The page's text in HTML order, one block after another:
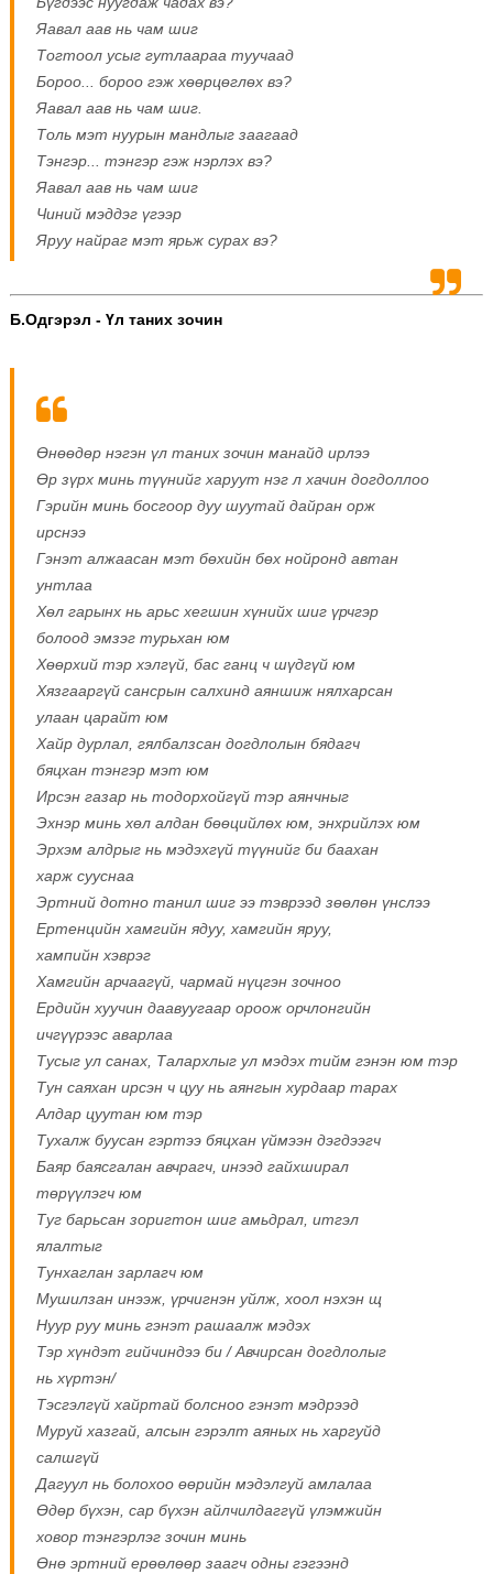
Яавал аав нь чам шиг
Тогтоол усыг гутлаараа туучаад
Бороо... бороо гэж хөөрцөглөх вэ?
Яавал аав нь чам шиг.
Толь мэт нуурын мандлыг заагаад
Тэнгэр... тэнгэр гэж нэрлэх вэ?
Яавал аав нь чам шиг
Чиний мэддэг үгээр
Яруу найраг мэт ярьж сурах вэ?
Б.Одгэрэл - Үл таних зочин
Өнөөдөр нэгэн үл таних зочин манайд ирлээ
Өр зүрх минь түүнийг харуут нэг л хачин догдоллоо
Гэрийн минь босгоор дуу шуутай дайран орж
ирснээ
Гэнэт алжаасан мэт бөхийн бөх нойронд автан
унтлаа
Хөл гарынх нь арьс хегшин хүнийх шиг үрчгэр
болоод эмзэг турьхан юм
Хөөрхий тэр хэлгүй, бас ганц ч шүдгүй юм
Хязгааргүй сансрын салхинд аяншиж нялхарсан
улаан царайт юм
Хайр дурлал, гялбалзсан догдлолын бядагч
бяцхан тэнгэр мэт юм
Ирсэн газар нь тодорхойгүй тэр аянчныг
Эхнэр минь хөл алдан бөөцийлөх юм, энхрийлэх юм
Эрхэм алдрыг нь мэдэхгүй түүнийг би баахан
харж сууснаа
Эртний дотно танил шиг ээ тэврээд зөөлөн үнслээ
Ертенцийн хамгийн ядуу, хамгийн яруу,
хампийн хэврэг
Хамгийн арчаагүй, чармай нүцгэн зочноо
Ердийн хуучин даавуугаар ороож орчлонгийн
ичгүүрээс аварлаа
Тусыг ул санах, Талархлыг ул мэдэх тийм гэнэн юм тэр
Тун саяхан ирсэн ч цуу нь аянгын хурдаар тарах
Алдар цуутан юм тэр
Тухалж буусан гэртээ бяцхан үймээн дэгдээгч
Баяр баясгалан авчрагч, инээд гайхширал
төрүүлэгч юм
Туг барьсан зоригтон шиг амьдрал, итгэл
ялалтыг
Тунхаглан зарлагч юм
Мушилзан инээж, үрчигнэн уйлж, хоол нэхэн щ
Hyyp pyy минь гэнэт рашаалж мэдэх
Тэр хүндэт гийчиндээ би / Авчирсан догдлолыг
нь хүртэн/
Тэсгэлгүй хайртай болсноо гэнэт мэдрээд
Муруй хазгай, алсын гэрэлт аяных нь харгуйд
салшгүй
Дагуул нь болохоо өөрийн мэдэлгуй амлалаа
Өдөр бүхэн, сар бүхэн айлчилдаггүй үлэмжийн
ховор тэнгэрлэг зочин минь
Өнө эртний ерөөлөөр заагч одны гэгээнд